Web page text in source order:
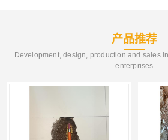
产品推荐
Development, design, production and sales
enterprises